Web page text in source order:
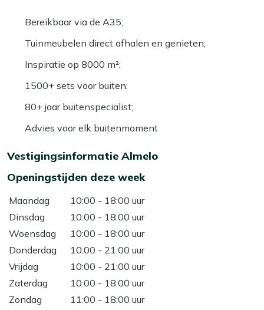
Bereikbaar via de A35;
Tuinmeubelen direct afhalen en genieten;
Inspiratie op 8000 m²;
1500+ sets voor buiten;
80+ jaar buitenspecialist;
Advies voor elk buitenmoment
Vestigingsinformatie Almelo
Openingstijden deze week
Maandag
10:00 - 18:00 uur
Dinsdag
10:00 - 18:00 uur
Woensdag
10:00 - 18:00 uur
Donderdag
10:00 - 21:00 uur
Vrijdag
10:00 - 21:00 uur
Zaterdag
10:00 - 18:00 uur
Zondag
11:00 - 18:00 uur